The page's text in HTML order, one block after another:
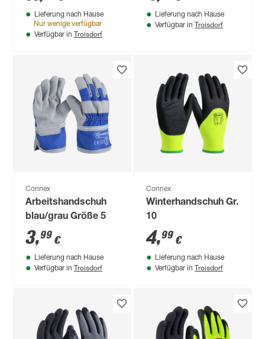
grau/schwarz Größe
11/XXL
Lieferung nach Hause
Nur wenige verfügbar
Verfügbar in Troisdorf
grau/schwarz Größe
11/XXL
Lieferung nach Hause
Verfügbar in Troisdorf
Connex
Arbeitshandschuh
blau/grau Größe 5
3,99 €
Lieferung nach Hause
Verfügbar in Troisdorf
Connex
Winterhandschuh Gr.
10
4,99 €
Lieferung nach Hause
Verfügbar in Troisdorf